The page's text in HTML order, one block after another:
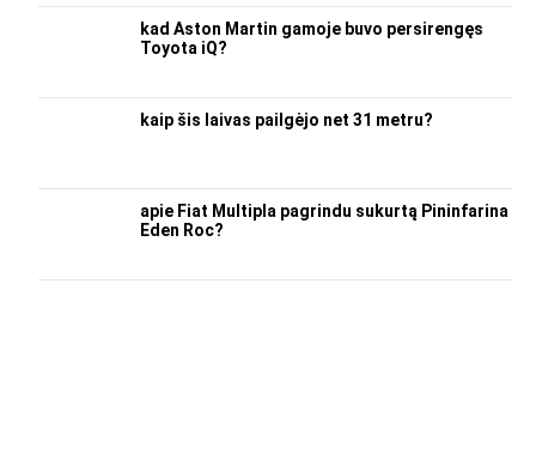
kad Aston Martin gamoje buvo persirengęs
Toyota iQ?
kaip šis laivas pailgėjo net 31 metru?
apie Fiat Multipla pagrindu sukurtą Pininfarina
Eden Roc?